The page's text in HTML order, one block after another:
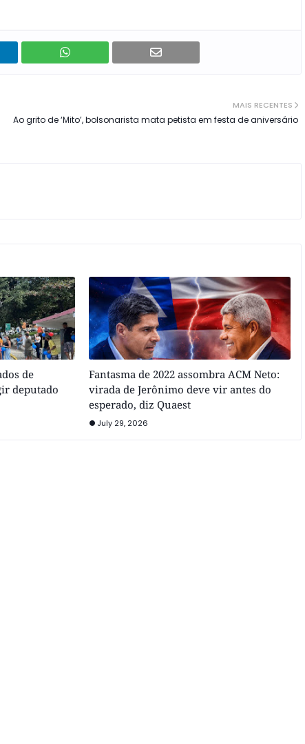
MAIS RECENTES
Ao grito de ‘Mito’, bolsonarista mata petista em festa de aniversário
de
deputado
Fantasma de 2022 assombra ACM Neto:
virada de Jerônimo deve vir antes do
esperado, diz Quaest
July 29, 2026